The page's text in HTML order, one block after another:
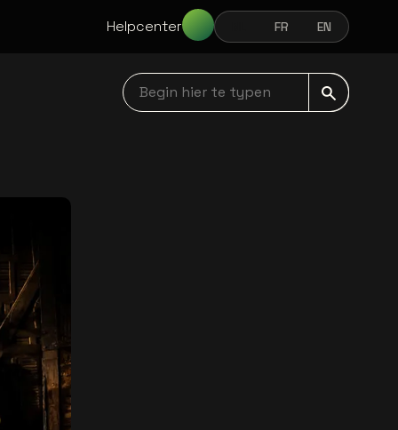
Helpcenter NEDERLANDSFRANÇAIS
FR ENGLISH
EN
Begin hier te typen navbar